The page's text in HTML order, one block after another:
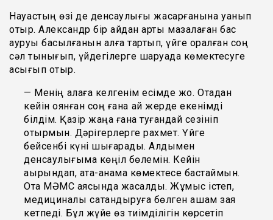
Науқастың өзі де денсаулығы жақсарғанына қуанып
отыр. Александр бір айдан артық мазалаған бас
ауруы басылғанын алға тартып, үйге оралған соң
сәл тынығып, үйдегілерге шаруада көмектесуге
асығып отыр.
— Менің қалаға келгенім есімде жоқ. Отадан
кейін оянған соң ғана қай жерде екенімді
білдім. Қазір жаңа ғана туғандай сезініп
отырмын. Дәрігерлерге рахмет. Үйге
бейсенбі күні шығарады. Алдымен
денсаулығыма көңіл бөлемін. Кейін
ақырындап, ата-анама көмектесе бастаймын.
Ота МӘМС аясында жасалды. Жұмыс істеп,
медициналық сақтандыруға бөлген ақшам зая
кетпеді. Бұл жүйе өз тиімділігін көрсетіп